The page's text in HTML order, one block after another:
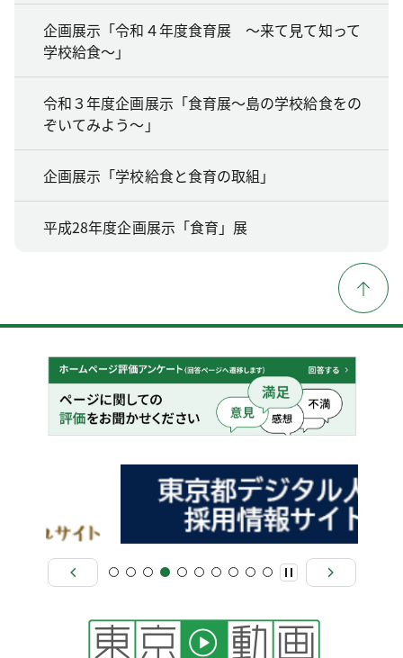
企画展示「令和４年度食育展 ～来て見て知って
学校給食～」
令和３年度企画展示「食育展～島の学校給食をの
ぞいてみよう～」
企画展示「学校給食と食育の取組」
平成28年度企画展示「食育」展